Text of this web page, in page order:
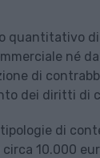
quantitativo
né
di
dei diritti di
di
10.000